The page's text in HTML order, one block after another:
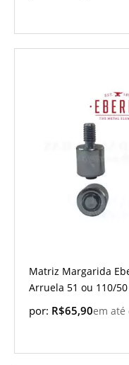
Matriz Margarida
Arruela 51 ou 110/50
por: R$65,90